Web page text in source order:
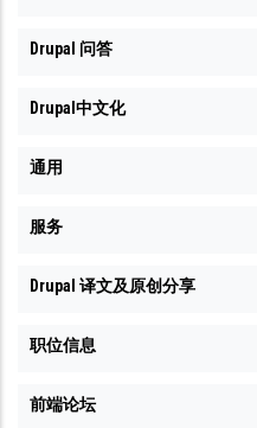
Drupal 问答
Drupal中文化
通用
服务
Drupal 译文及原创分享
职位信息
前端论坛